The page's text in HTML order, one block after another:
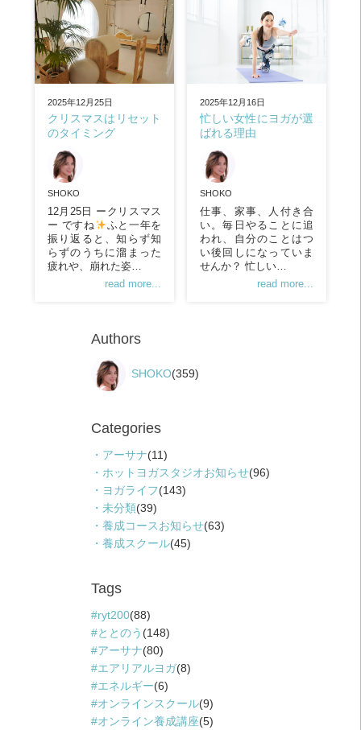
2025年12月25日
クリスマスはリセット
のタイミング
SHOKO
12月25日 ークリスマス
ー ですね
ふと一年を
振り返ると、知らず知
らずのうちに溜まった
疲れや、崩れた姿…
read more...
2025年12月16日
忙しい女性にヨガが選
ばれる理由
SHOKO
仕事、家事、人付き合
い。毎日やることに追
われ、自分のことはつ
い後回しになっていま
せんか？ 忙しい…
read more...
Authors
SHOKO(359)
Categories
アーサナ(11)
ホットヨガスタジオお知らせ(96)
ヨガライフ(143)
未分類(39)
養成コースお知らせ(63)
養成スクール(45)
Tags
ryt200(88)
ととのう (148)
アーサナ(80)
エアリアルヨガ(8)
エネルギー(6)
オンラインスクール(9)
オンライン養成講座(5)